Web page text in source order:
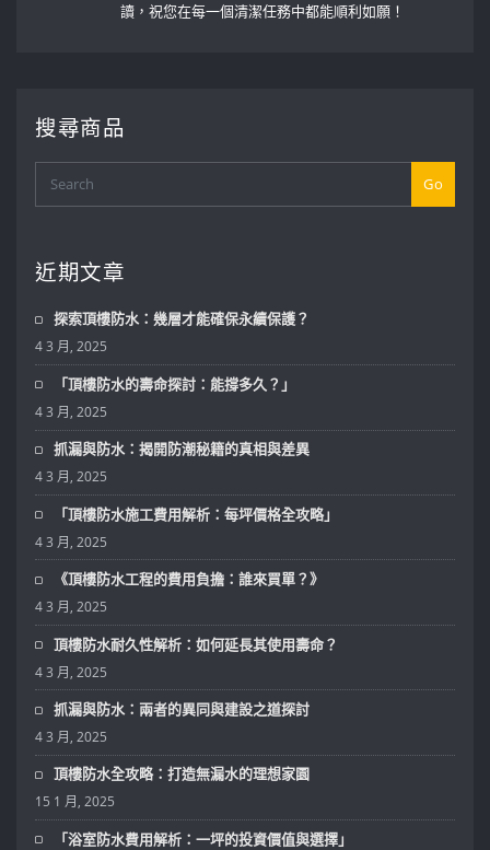
讀，祝您在每一個清潔任務中都能順利如願！
搜尋商品
Go
近期文章
探索頂樓防水：幾層才能確保永續保護？
4 3 月, 2025
「頂樓防水的壽命探討：能撐多久？」
4 3 月, 2025
抓漏與防水：揭開防潮秘籍的真相與差異
4 3 月, 2025
「頂樓防水施工費用解析：每坪價格全攻略」
4 3 月, 2025
《頂樓防水工程的費用負擔：誰來買單？》
4 3 月, 2025
頂樓防水耐久性解析：如何延長其使用壽命？
4 3 月, 2025
抓漏與防水：兩者的異同與建設之道探討
4 3 月, 2025
頂樓防水全攻略：打造無漏水的理想家園
15 1 月, 2025
「浴室防水費用解析：一坪的投資價值與選擇」